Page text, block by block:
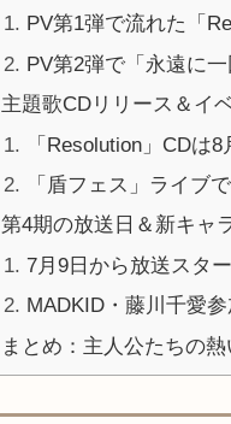
PV第1弾で流れた「
PV第2弾で「永遠に
主題歌CDリリース＆イ
「Resolution」CDは
「盾フェス」ライブ
第4期の放送日＆新キャ
7月9日から放送スタ
MADKID・藤川千愛
まとめ：主人公たちの